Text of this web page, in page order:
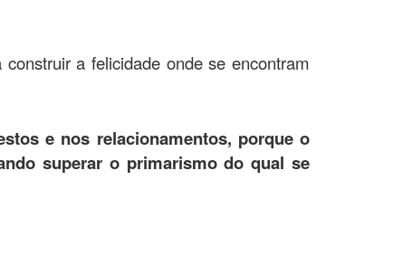
a felicidade onde se encontram
e nos relacionamentos, porque o
superar o primarismo do qual se